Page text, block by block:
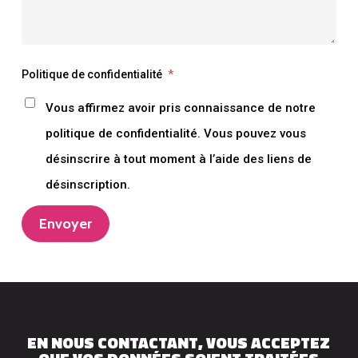
Politique de confidentialité *
Vous affirmez avoir pris connaissance de notre
politique de confidentialité. Vous pouvez vous
désinscrire à tout moment à l’aide des liens de
désinscription.
Envoyer
EN NOUS CONTACTANT, VOUS ACCEPTEZ